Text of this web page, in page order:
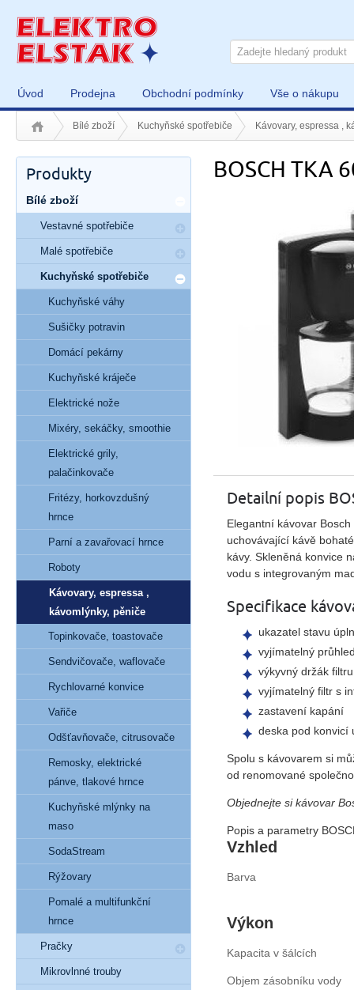
Úvod Prodejna Obchodní podmínky Vše o nákupu
Bílé zboží Kuchyňské spotřebiče Kávovary, espressa ,
BOSCH TKA
Detailní popis
Elegantní kávovar Bosch
uchovávající kávě
kávy. Skleněná konvice
vodu s integrovaným
Specifikace
ukazatel stavu
vyjímatelný
výkyvný držák filtru
vyjímatelný filtr s
zastavení kapání
deska pod konvicí
Spolu s kávovarem si
od renomované
Objednejte si kávovar
Popis a parametry
Vzhled
Barva
Výkon
Kapacita v šálcích
Objem zásobníku vody
Produkty
Bílé zboží
Vestavné spotřebiče
Malé spotřebiče
Kuchyňské spotřebiče
Kuchyňské váhy
Sušičky potravin
Domácí pekárny
Kuchyňské kráječe
Elektrické nože
Mixéry, sekáčky, smoothie
Elektrické grily,
palačinkovače
Fritézy, horkovzdušný
hrnce
Parní a zavařovací hrnce
Roboty
Kávovary, espressa ,
kávomlýnky, pěniče
Topinkovače, toastovače
Sendvičovače, waflovače
Rychlovarné konvice
Vařiče
Odšťavňovače, citrusovače
Remosky, elektrické
pánve, tlakové hrnce
Kuchyňské mlýnky na
maso
SodaStream
Rýžovary
Pomalé a multifunkční
hrnce
Pračky
Mikrovlnné trouby